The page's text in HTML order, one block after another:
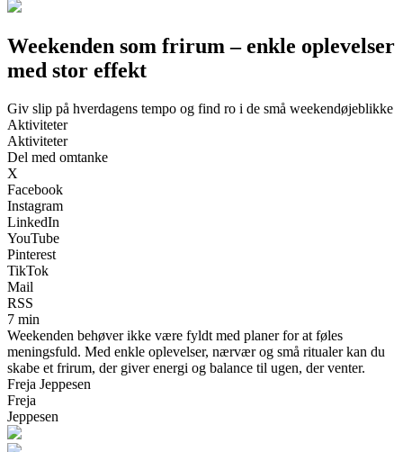
Weekenden som frirum – enkle oplevelser
med stor effekt
Giv slip på hverdagens tempo og find ro i de små weekendøjeblikke
Aktiviteter
Aktiviteter
Del med omtanke
X
Facebook
Instagram
LinkedIn
YouTube
Pinterest
TikTok
Mail
RSS
7 min
Weekenden behøver ikke være fyldt med planer for at føles
meningsfuld. Med enkle oplevelser, nærvær og små ritualer kan du
skabe et frirum, der giver energi og balance til ugen, der venter.
Freja Jeppesen
Freja
Jeppesen